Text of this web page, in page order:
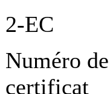
2-EC
Numéro de
certificat